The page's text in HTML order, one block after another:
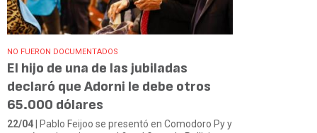
NO FUERON DOCUMENTADOS
El hijo de una de las jubiladas
declaró que Adorni le debe otros
65.000 dólares
22/04 | Pablo Feijoo se presentó en Comodoro Py y